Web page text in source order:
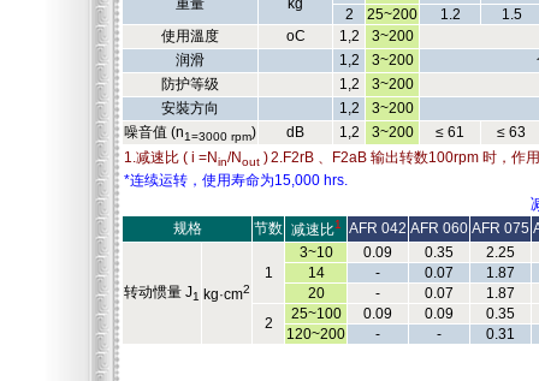
重量
kg
2
25~200 1.2
1.5
使用溫度
oC 1,2
3~200
润滑
1,2 3~200
防护等级
1,2
3~200
安裝方向
1,2
3~200
噪音值 (n1=3000 rpm) dB 1,2 3~200 ≤ 61
≤ 63
1.减速比 ( i =Nin/Nout )2.F2rB 、F2aB 输出转数100rpm 时，作
*连续运转，使用寿命为15,000 hrs.
规格 节数 减速比1 AFR 042 AFR 060 AFR 075
转动惯量 J1 kg·cm2
1
3~10 0.09 0.35
2.25
14
- 0.07
1.87
20
- 0.07
1.87
2
25~100 0.09 0.09
0.35
120~200
- - 0.31